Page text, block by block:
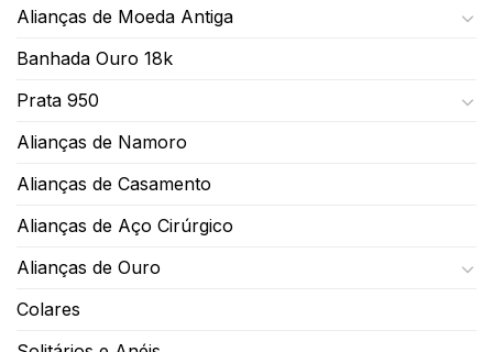
Alianças de Moeda Antiga
Banhada Ouro 18k
Prata 950
Alianças de Namoro
Alianças de Casamento
Alianças de Aço Cirúrgico
Alianças de Ouro
Colares